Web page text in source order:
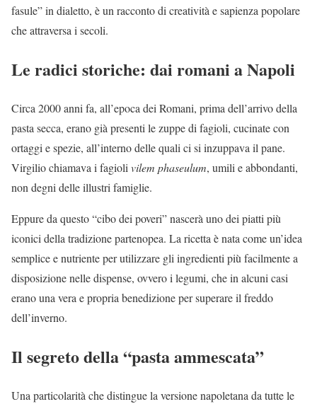
fasule” in dialetto, è un racconto di creatività e sapienza popolare
che attraversa i secoli.
Le radici storiche: dai romani a Napoli
Circa 2000 anni fa, all’epoca dei Romani, prima dell’arrivo della
pasta secca, erano già presenti le zuppe di fagioli, cucinate con
ortaggi e spezie, all’interno delle quali ci si inzuppava il pane.
Virgilio chiamava i fagioli vilem phaseulum, umili e abbondanti,
non degni delle illustri famiglie.
Eppure da questo “cibo dei poveri” nascerà uno dei piatti più
iconici della tradizione partenopea. La ricetta è nata come un’idea
semplice e nutriente per utilizzare gli ingredienti più facilmente a
disposizione nelle dispense, ovvero i legumi, che in alcuni casi
erano una vera e propria benedizione per superare il freddo
dell’inverno.
Il segreto della “pasta ammescata”
Una particolarità che distingue la versione napoletana da tutte le